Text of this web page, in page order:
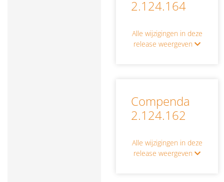
2.124.164
Alle wijzigingen in deze
release weergeven
Compenda
2.124.162
Alle wijzigingen in deze
release weergeven